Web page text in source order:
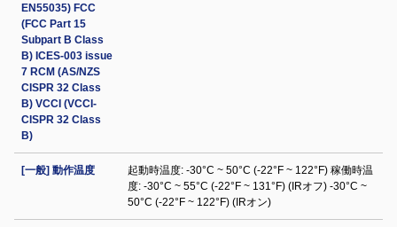
EN55035) FCC
(FCC Part 15
Subpart B Class
B) ICES-003 issue
7 RCM (AS/NZS
CISPR 32 Class
B) VCCI (VCCI-
CISPR 32 Class
B)
[一般] 動作温度
起動時温度: -30°C ~ 50°C (-22°F ~ 122°F) 稼働時温
度: -30°C ~ 55°C (-22°F ~ 131°F) (IRオフ) -30°C ~
50°C (-22°F ~ 122°F) (IRオン)